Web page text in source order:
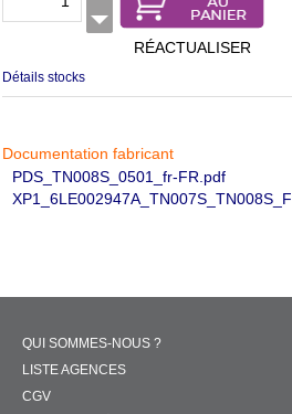
RÉACTUALISER
Détails stocks
Documentation fabricant
PDS_TN008S_0501_fr-FR.pdf
XP1_6LE002947A_TN007S_TN008S_F
QUI SOMMES-NOUS ?
LISTE AGENCES
CGV